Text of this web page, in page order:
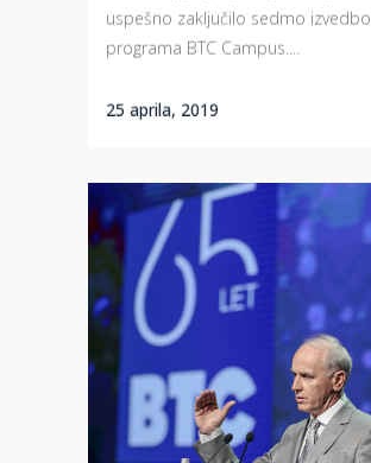
uspešno zaključilo sedmo izvedbo
programa BTC Campus....
25 aprila, 2019